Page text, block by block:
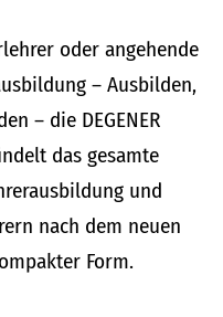
oder angehende
– Ausbilden,
– die DEGENER
das gesamte
und
nach dem neuen
Form.